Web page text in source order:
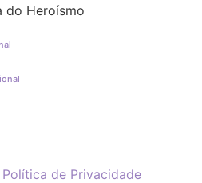
do Heroísmo
Política de Privacidade